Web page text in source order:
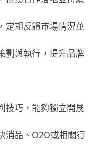
定期反饋市場情況並
劃與執行，提升品牌
技巧，能夠獨立開展
消品、O2O或相關行